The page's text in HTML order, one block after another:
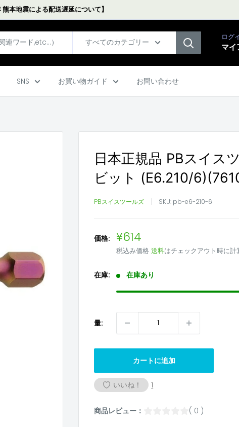
熊本地震による配送遅延について】
すべてのカテゴリー
ログ
マイ
SNS お買い物ガイド お問い合わせ
日本正規品 PBスイス
ビット (E6.210/
PBスイスツールズ SKU: pb-e6-210-6
価格: 販
売
価
格
¥614
税込み価格送料はチェックアウト時に計
在庫: 在庫あり
量:
カートに追加
いいね！ 1
商品レビュー： ( 0 )